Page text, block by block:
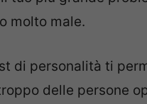
molto male.
di personalità ti
delle persone